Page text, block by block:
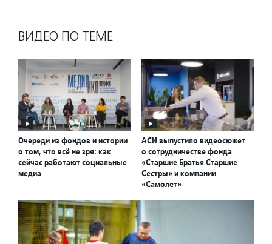
ВИДЕО ПО ТЕМЕ
Очереди из фондов и истории
о том, что всё не зря: как
сейчас работают социальные
медиа
АСИ выпустило видеосюжет
о сотрудничестве фонда
«Старшие Братья Старшие
Сестры» и компании
«Самолет»